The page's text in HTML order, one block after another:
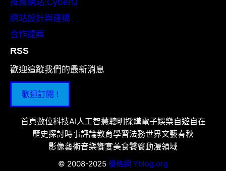
網站設計與建構
合作提案
RSS
歡迎追蹤我們的最新消息
歡迎訂閱 !
首頁數位科技AI人工智慧聰明採購電子娛樂自遊自在
歷史探討時事評論教育學習法務世界文藝春秋
影像藝術音樂饗宴美食饕餮動漫領域
© 2008-2025 優格網 Yblog.org